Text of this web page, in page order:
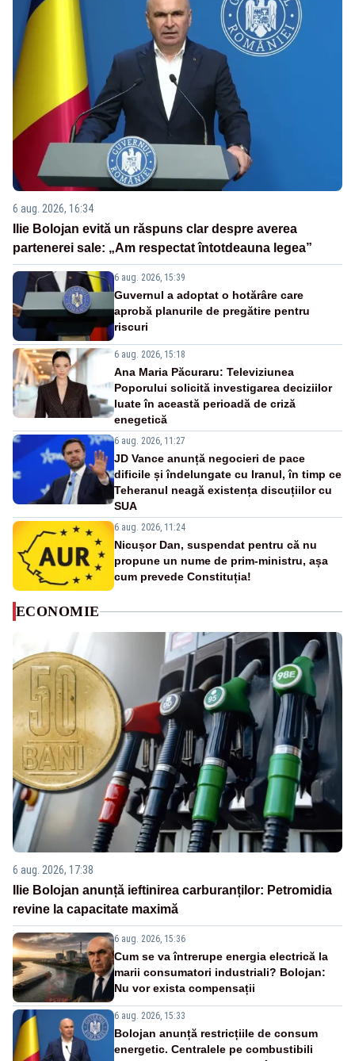
6 aug. 2026, 16:34
Ilie Bolojan evită un răspuns clar despre averea
partenerei sale: „Am respectat întotdeauna legea”
6 aug. 2026, 15:39
Guvernul a adoptat o hotărâre care
aprobă planurile de pregătire pentru
riscuri
6 aug. 2026, 15:18
Ana Maria Păcuraru: Televiziunea
Poporului solicită investigarea deciziilor
luate în această perioadă de criză
enegetică
6 aug. 2026, 11:27
JD Vance anunță negocieri de pace
dificile și îndelungate cu Iranul, în timp ce
Teheranul neagă existența discuțiilor cu
SUA
6 aug. 2026, 11:24
Nicușor Dan, suspendat pentru că nu
propune un nume de prim-ministru, așa
cum prevede Constituția!
ECONOMIE
6 aug. 2026, 17:38
Ilie Bolojan anunță ieftinirea carburanților: Petromidia
revine la capacitate maximă
6 aug. 2026, 15:36
Cum se va întrerupe energia electrică la
marii consumatori industriali? Bolojan:
Nu vor exista compensații
6 aug. 2026, 15:33
Bolojan anunță restricțiile de consum
energetic. Centralele pe combustibili